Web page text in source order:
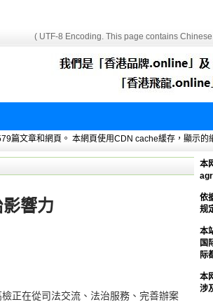
( UTF-8 Encoding. This page contains Chinese
文章和網頁。 本網頁使用CDN cache緩存，顯示的
響力
正在從司法交流、法治服務、完善辦案
本
依
规
本
国
际
本
涉